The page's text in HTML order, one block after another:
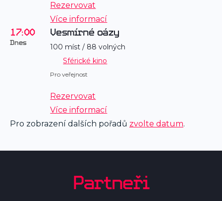
Rezervovat
Více informací
17:00
Dnes
Vesmírné oázy
100 míst / 88 volných
Sférické kino
Pro veřejnost
Rezervovat
Více informací
Pro zobrazení dalších pořadů zvolte datum.
Partneři